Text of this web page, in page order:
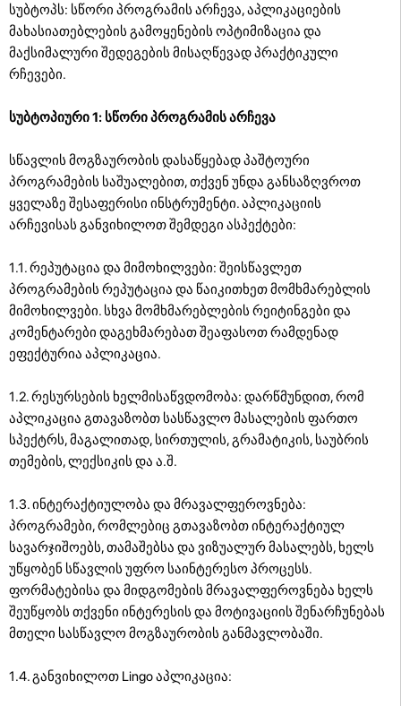
სუბტოპს: სწორი პროგრამის არჩევა, აპლიკაციების
მახასიათებლების გამოყენების ოპტიმიზაცია და
მაქსიმალური შედეგების მისაღწევად პრაქტიკული
რჩევები.
სუბტოპიური 1: სწორი პროგრამის არჩევა
სწავლის მოგზაურობის დასაწყებად პაშტოური
პროგრამების საშუალებით, თქვენ უნდა განსაზღვროთ
ყველაზე შესაფერისი ინსტრუმენტი. აპლიკაციის
არჩევისას განვიხილოთ შემდეგი ასპექტები:
1.1. რეპუტაცია და მიმოხილვები: შეისწავლეთ
პროგრამების რეპუტაცია და წაიკითხეთ მომხმარებლის
მიმოხილვები. სხვა მომხმარებლების რეიტინგები და
კომენტარები დაგეხმარებათ შეაფასოთ რამდენად
ეფექტურია აპლიკაცია.
1.2. რესურსების ხელმისაწვდომობა: დარწმუნდით, რომ
აპლიკაცია გთავაზობთ სასწავლო მასალების ფართო
სპექტრს, მაგალითად, სირთულის, გრამატიკის, საუბრის
თემების, ლექსიკის და ა.შ.
1.3. ინტერაქტიულობა და მრავალფეროვნება:
პროგრამები, რომლებიც გთავაზობთ ინტერაქტიულ
სავარჯიშოებს, თამაშებსა და ვიზუალურ მასალებს, ხელს
უწყობენ სწავლის უფრო საინტერესო პროცესს.
ფორმატებისა და მიდგომების მრავალფეროვნება ხელს
შეუწყობს თქვენი ინტერესის და მოტივაციის შენარჩუნებას
მთელი სასწავლო მოგზაურობის განმავლობაში.
1.4. განვიხილოთ Lingo აპლიკაცია: